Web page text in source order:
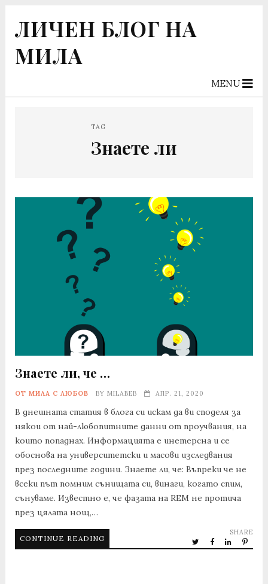
ЛИЧЕН БЛОГ НА
МИЛА
MENU
TAG
Знаете ли
Знаете ли, че …
ОТ МИЛА С ЛЮБОВ BY MILABEB АПР. 21, 2020
В днешната статия в блога си искам да ви споделя за
някои от най-любопитните данни от проучвания, на
които попаднах. Информацията е инетерсна и се
обоснова на университетски и масови изследвания
през последните години. Знаете ли, че: Въпреки че не
всеки път помним сънищата си, винаги, когато спим,
сънуваме. Известно е, че фазата на REM не протича
през цялата нощ,…
CONTINUE READING
SHARE